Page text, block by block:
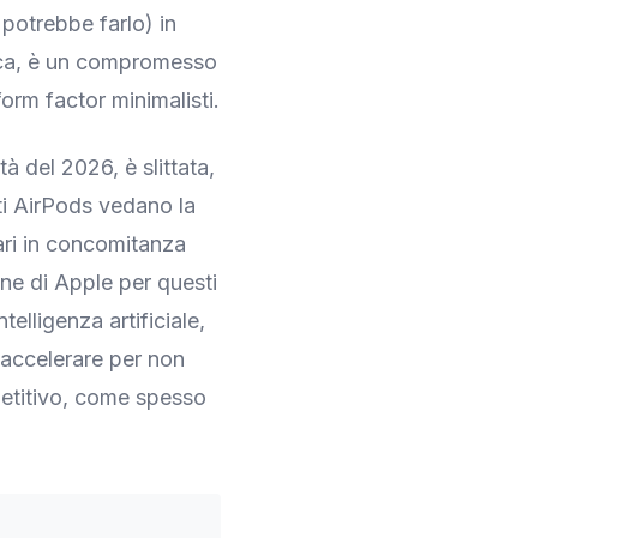
potrebbe farlo) in
è un compromesso
factor minimalisti.
del 2026, è slittata,
AirPods vedano la
in concomitanza
di Apple per questi
artificiale,
per non
come spesso